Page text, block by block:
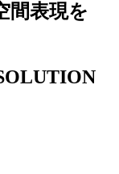
間表現を